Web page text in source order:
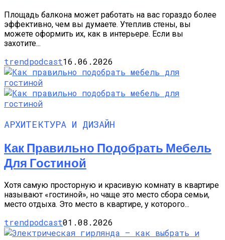
Площадь балкона может работать на вас гораздо более
эффективно, чем вы думаете. Утеплив стены, вы
можете оформить их, как в интерьере. Если вы
захотите...
trendpodcast16.06.2026
АРХИТЕКТУРА И ДИЗАЙН
Как Правильно Подобрать Мебель
Для Гостиной
Хотя самую просторную и красивую комнату в квартире
называют «гостиной», но чаще это место сбора семьи,
место отдыха. Это место в квартире, у которого...
trendpodcast01.08.2026